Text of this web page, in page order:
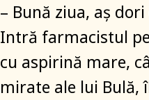
– Bună ziua, aș
Intră farmacistul
cu aspirină mare,
mirate ale lui Bulă,